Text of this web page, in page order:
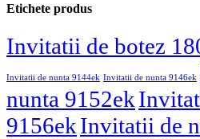
Etichete produs
Invitatii de botez
Invitatii de nunta 9144ek Invitatii de nunta 9146ek
nunta 9152ek
9156ekInvitatii de